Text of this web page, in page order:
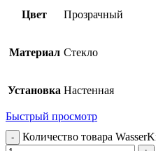
Цвет Прозрачный
Материал Стекло
Установка Настенная
Быстрый просмотр
Количество товара